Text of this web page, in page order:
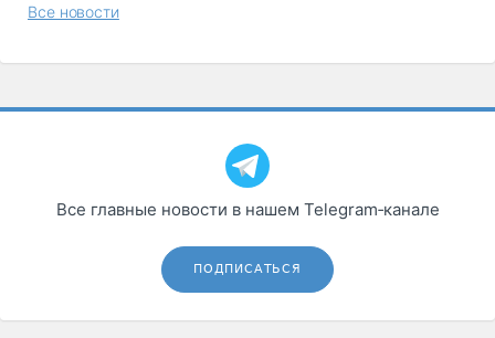
Все новости
Все главные новости в нашем Telegram‑канале
ПОДПИСАТЬСЯ